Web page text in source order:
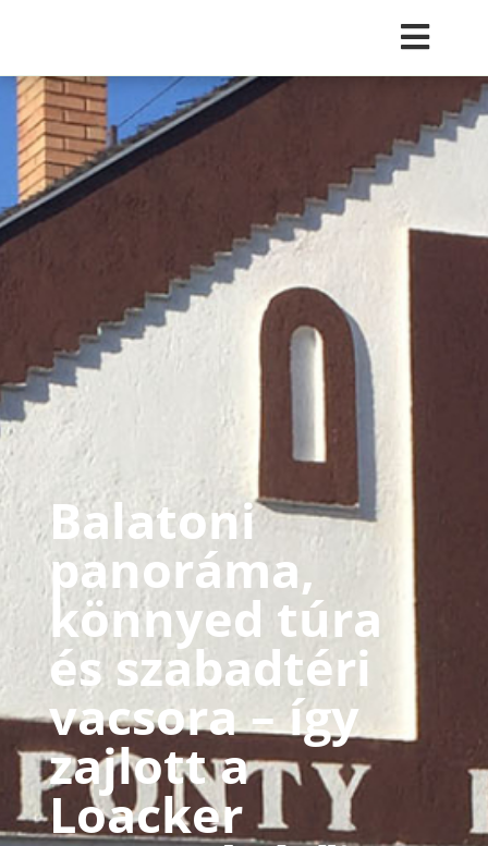
Balatoni
panoráma,
könnyed túra
és szabadtéri
vacsora – így
zajlott a
Loacker